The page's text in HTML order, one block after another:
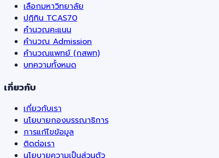
เลือกมหาวิทยาลัย
ปฏิทิน TCAS70
คำนวณคะแนน
คำนวณ Admission
คำนวณแพทย์ (กสพท)
บทความทั้งหมด
เกี่ยวกับ
เกี่ยวกับเรา
นโยบายกองบรรณาธิการ
การแก้ไขข้อมูล
ติดต่อเรา